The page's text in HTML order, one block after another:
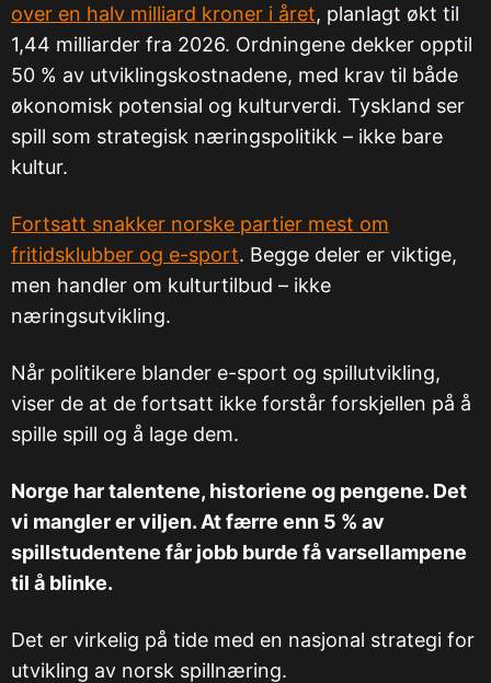
over en halv milliard kroner i året, planlagt økt til
1,44 milliarder fra 2026. Ordningene dekker opptil
50 % av utviklingskostnadene, med krav til både
økonomisk potensial og kulturverdi. Tyskland ser
spill som strategisk næringspolitikk – ikke bare
kultur.
Fortsatt snakker norske partier mest om
fritidsklubber og e-sport. Begge deler er viktige,
men handler om kulturtilbud – ikke
næringsutvikling.
Når politikere blander e-sport og spillutvikling,
viser de at de fortsatt ikke forstår forskjellen på å
spille spill og å lage dem.
Norge har talentene, historiene og pengene. Det
vi mangler er viljen. At færre enn 5 % av
spillstudentene får jobb burde få varsellampene
til å blinke.
Det er virkelig på tide med en nasjonal strategi for
utvikling av norsk spillnæring.